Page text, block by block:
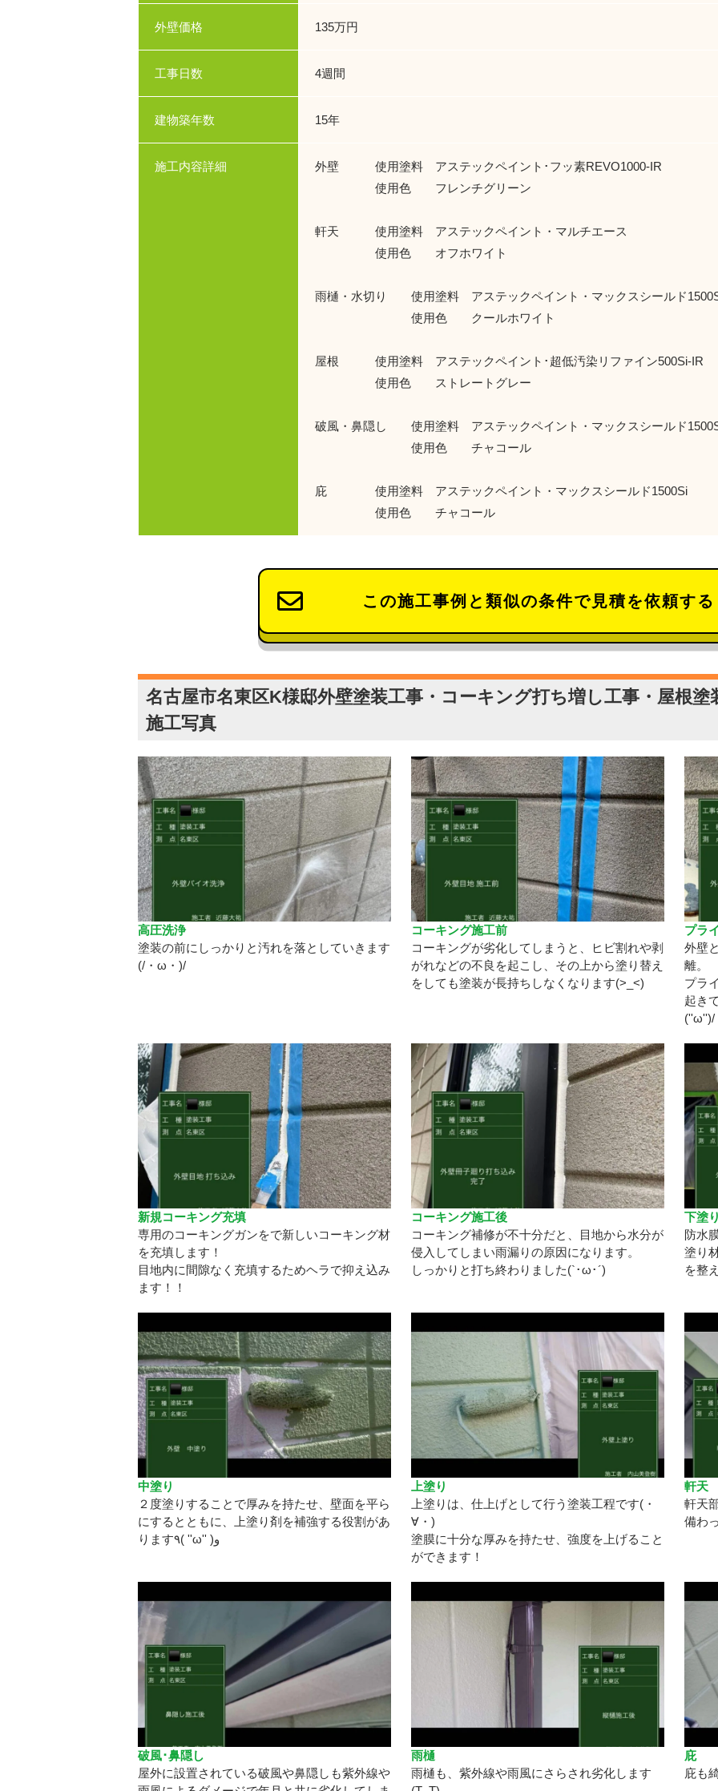
外壁価格 135万円
工事日数 4週間
建物築年数 15年
施工内容詳細
外壁 使用塗料 アステックペイント･フッ素REVO1000-IR
使用色 フレンチグリーン
軒天 使用塗料 アステックペイント・マルチエース
使用色 オフホワイト
雨樋・水切り 使用塗料 アステックペイント・マックスシールド
使用色 クールホワイト
屋根 使用塗料 アステックペイント･超低汚染リファイン500Si-IR
使用色 ストレートグレー
破風・鼻隠し 使用塗料 アステックペイント・マックスシールド
使用色 チャコール
庇 使用塗料 アステックペイント・マックスシールド1500Si
使用色 チャコール
この施工事例と類似の条件で見積を依頼する
名古屋市名東区K様邸外壁塗装工事・コーキング打ち増し工事・屋根
施工写真
高圧洗浄
塗装の前にしっかりと汚れを落としていきます
(/・ω・)/
コーキング施工前
コーキングが劣化してしまうと、ヒビ割れや剥
がれなどの不良を起こし、その上から塗り替え
をしても塗装が長持ちしなくなります(>_<)
プラ
外壁
離。
プラ
起き
(''ω'')/
新規コーキング充填
専用のコーキングガンをで新しいコーキング材
を充填します！
目地内に間隙なく充填するためヘラで抑え込み
ます！！
コーキング施工後
コーキング補修が不十分だと、目地から水分が
侵入してしまい雨漏りの原因になります。
しっかりと打ち終わりました(`･ω･´)
下塗
防水
塗り
を整
中塗り
２度塗りすることで厚みを持たせ、壁面を平ら
にするとともに、上塗り剤を補強する役割があ
ります٩( ''ω'' )و
上塗り
上塗りは、仕上げとして行う塗装工程です(・
∀・)
塗膜に十分な厚みを持たせ、強度を上げること
ができます！
軒天
軒天
備わ
破風･鼻隠し
屋外に設置されている破風や鼻隠しも紫外線や
雨樋
雨樋も、紫外線や雨風にさらされ劣化します
庇
庇も